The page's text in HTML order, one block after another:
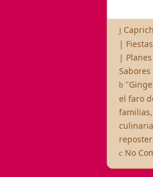
|
|
el faro
familias,
No